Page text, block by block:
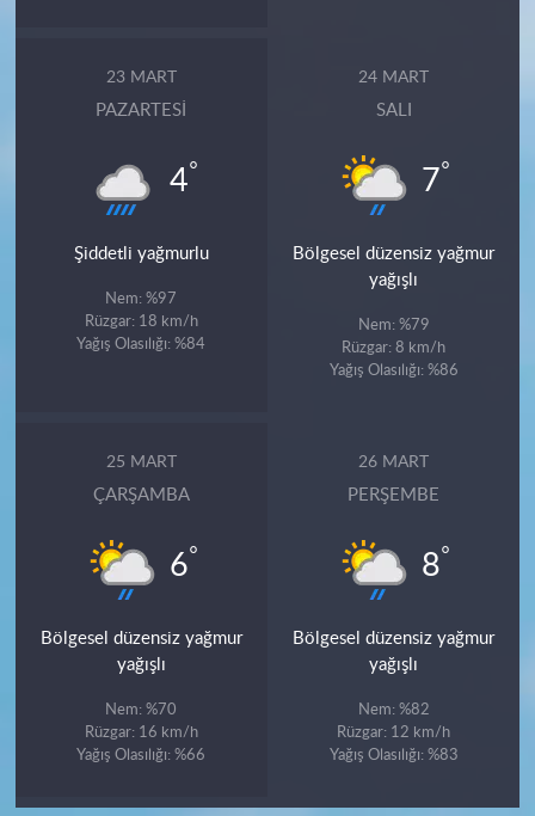
23 MART
PAZARTESI
4°
Şiddetli yağmurlu
Nem: %97
Rüzgar: 18 km/h
Yağış Olasılığı: %84
24 MART
SALI
7°
Bölgesel düzensiz yağmur
yağışlı
Nem: %79
Rüzgar: 8 km/h
Yağış Olasılığı: %86
25 MART
ÇARŞAMBA
6°
Bölgesel düzensiz yağmur
yağışlı
Nem: %70
Rüzgar: 16 km/h
Yağış Olasılığı: %66
26 MART
PERŞEMBE
8°
Bölgesel düzensiz yağmur
yağışlı
Nem: %82
Rüzgar: 12 km/h
Yağış Olasılığı: %83